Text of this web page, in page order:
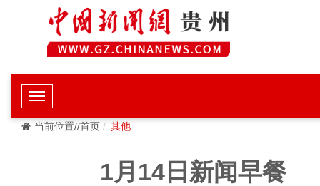
当前位置//首页 其他
1月14日新闻早餐